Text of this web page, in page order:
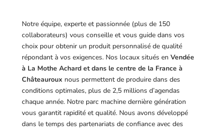
Notre équipe, experte et passionnée (plus de 150
collaborateurs) vous conseille et vous guide dans vos
choix pour obtenir un produit personnalisé de qualité
répondant à vos exigences. Nos locaux situés en Vendée
à La Mothe Achard et dans le centre de la France à
Châteauroux nous permettent de produire dans des
conditions optimales, plus de 2,5 millions d’agendas
chaque année. Notre parc machine dernière génération
vous garantit rapidité et qualité. Nous avons développé
dans le temps des partenariats de confiance avec des